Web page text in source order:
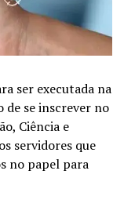
ser executada na
de se inscrever no
Ciência e
servidores que
no papel para